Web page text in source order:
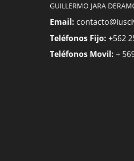
GUILLERMO JARA
Email:
Teléfonos Fijo: +562
Teléfonos Movil: +